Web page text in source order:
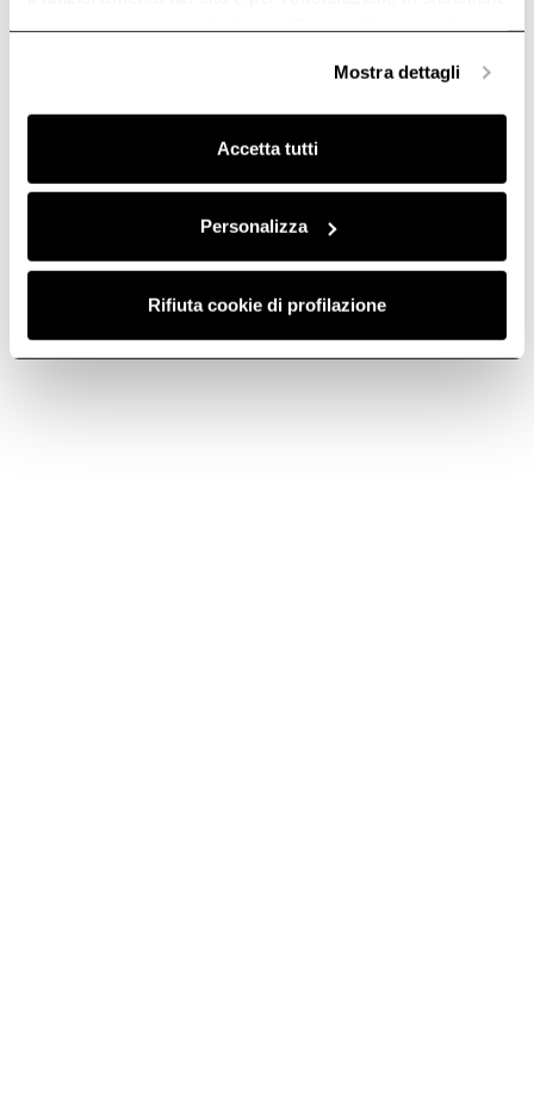
anonime, mentre se clicchi su «Personalizza», potrai
Clicca quiper visualizzare la cookie policy.
Mostra dettagli
Accetta tutti
Personalizza
Rifiuta cookie di profilazione